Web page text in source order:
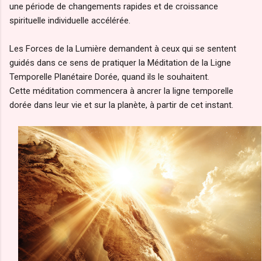
une période de changements rapides et de croissance
spirituelle individuelle accélérée.
Les Forces de la Lumière demandent à ceux qui se sentent
guidés dans ce sens de pratiquer la Méditation de la Ligne
Temporelle Planétaire Dorée, quand ils le souhaitent.
Cette méditation commencera à ancrer la ligne temporelle
dorée dans leur vie et sur la planète, à partir de cet instant.